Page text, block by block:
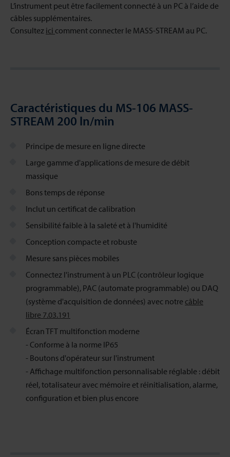
L’instrument peut être facilement connecté à un PC à l’aide de
câbles supplémentaires.
Consultez ici comment connecter le MASS-STREAM au PC.
Caractéristiques du MS-106 MASS-
STREAM 200 ln/min
Principe de mesure en ligne directe
Large gamme d'applications de mesure de débit
massique
Bons temps de réponse
Inclut un certificat de calibration
Sensibilité faible à la saleté et à l'humidité
Conception compacte et robuste
Mesure sans pièces mobiles
Connectez l'instrument à un PLC (contrôleur logique
programmable), PAC (automate programmable) ou DAQ
(système d'acquisition de données) avec notre câble
libre 7.03.191
Écran TFT multifonction moderne
- Conforme à la norme IP65
- Boutons d'opérateur sur l'instrument
- Affichage multifonction personnalisable réglable : débit
réel, totalisateur avec mémoire et réinitialisation, alarme,
configuration et bien plus encore